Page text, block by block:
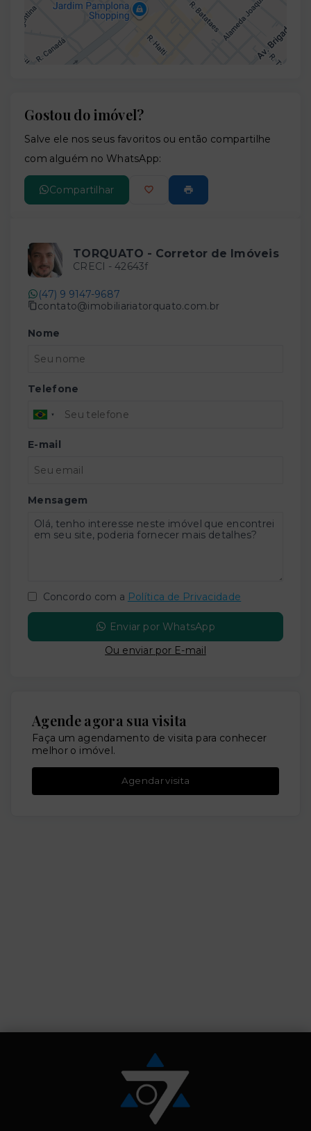
Gostou do imóvel?
Salve ele nos seus favoritos ou então compartilhe
com alguém no WhatsApp:
Compartilhar
TORQUATO - Corretor de Imóveis
CRECI - 42643f
(47) 9 9147-9687
contato@imobiliariatorquato.com.br
Nome
Telefone
E-mail
Mensagem
Concordo com a Política de Privacidade
Enviar por WhatsApp
Ou enviar por E-mail
Agende agora sua visita
Faça um agendamento de visita para conhecer
melhor o imóvel.
Agendar visita